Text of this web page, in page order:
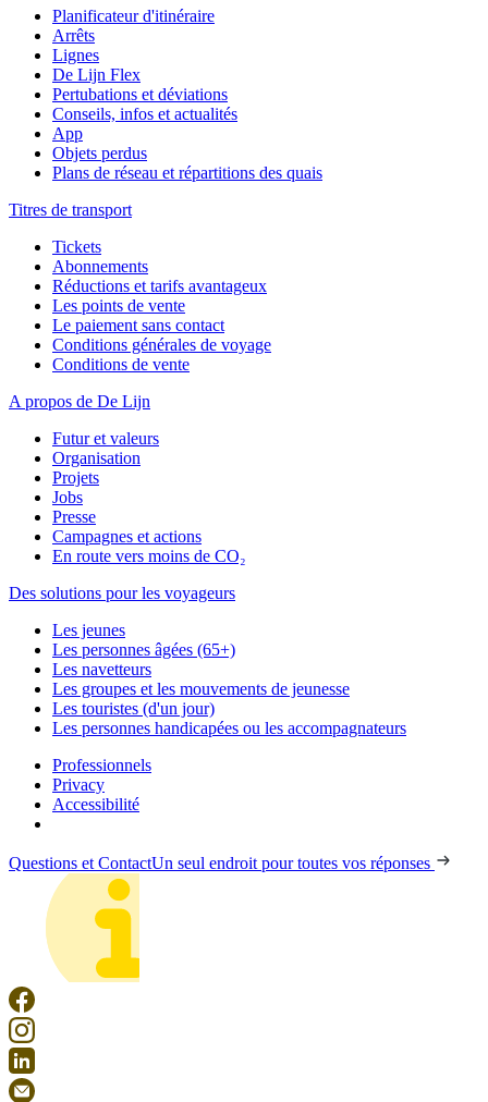
Planificateur d'itinéraire
Arrêts
Lignes
De Lijn Flex
Pertubations et déviations
Conseils, infos et actualités
App
Objets perdus
Plans de réseau et répartitions des quais
Titres de transport
Tickets
Abonnements
Réductions et tarifs avantageux
Les points de vente
Le paiement sans contact
Conditions générales de voyage
Conditions de vente
A propos de De Lijn
Futur et valeurs
Organisation
Projets
Jobs
Presse
Campagnes et actions
En route vers moins de CO₂
Des solutions pour les voyageurs
Les jeunes
Les personnes âgées (65+)
Les navetteurs
Les groupes et les mouvements de jeunesse
Les touristes (d'un jour)
Les personnes handicapées ou les accompagnateurs
Professionnels
Privacy
Accessibilité
Questions et ContactUn seul endroit pour toutes vos réponses